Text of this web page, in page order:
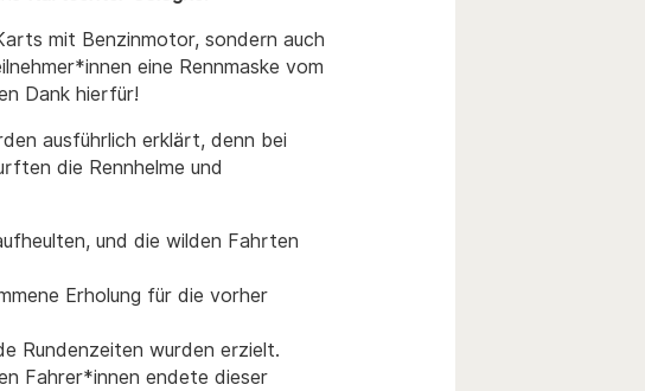
mit Benzinmotor, sondern auch
eine Rennmaske vom
Dank hierfür!
ausführlich erklärt, denn bei
die Rennhelme und
und die wilden Fahrten
Erholung für die vorher
Rundenzeiten wurden erzielt.
Fahrer*innen endete dieser